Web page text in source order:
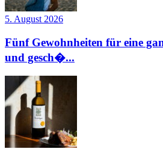
5. August 2026
Fünf Gewohnheiten für eine
und gesch�...